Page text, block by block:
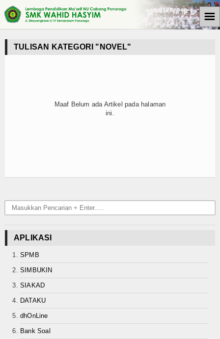
Media Cyto Farma
Kegiatan Sekolah
Aqidah
Fiqih
Tasawuf
Umum
Kisah Hikmah
☰
TULISAN KATEGORI "NOVEL"
Maaf Belum ada Artikel pada halaman
ini.
APLIKASI
SPMB
SIMBUKIN
SIAKAD
DATAKU
dhOnLine
Bank Soal